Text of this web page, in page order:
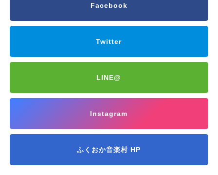
Facebook
Twitter
LINE@
Instagram
ふくおか音楽村 HP